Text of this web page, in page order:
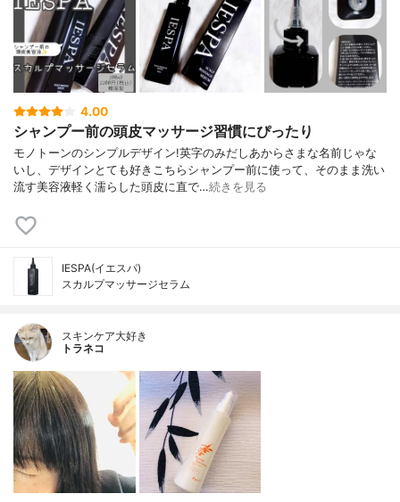
4.00
シャンプー前の頭皮マッサージ習慣にぴったり
モノトーンのシンプルデザイン!英字のみだしあからさまな名前じゃな
いし、デザインとても好きこちらシャンプー前に使って、そのまま洗い
流す美容液軽く濡らした頭皮に直で…続きを見る
IESPA(イエスパ)
スカルプマッサージセラム
スキンケア大好き
トラネコ